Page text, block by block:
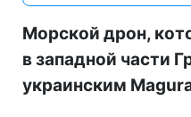
Морской дрон,
в западной части
украинским